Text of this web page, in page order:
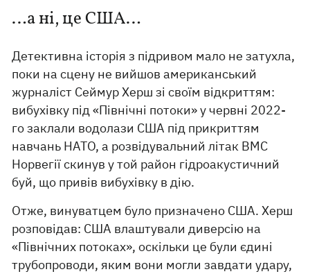
…а ні, це США…
Детективна історія з підривом мало не затухла,
поки на сцену не вийшов американський
журналіст Сеймур Херш зі своїм відкриттям:
вибухівку під «Північні потоки» у червні 2022-
го заклали водолази США під прикриттям
навчань НАТО, а розвідувальний літак ВМС
Норвегії скинув у той район гідроакустичний
буй, що привів вибухівку в дію.
Отже, винуватцем було призначено США. Херш
розповідав: США влаштували диверсію на
«Північних потоках», оскільки це були єдині
трубопроводи, яким вони могли завдати удару,